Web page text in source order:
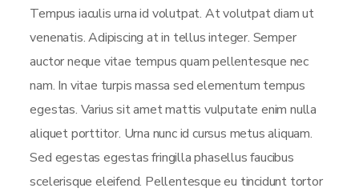
Tempus iaculis urna id volutpat. At volutpat diam ut
venenatis. Adipiscing at in tellus integer. Semper
auctor neque vitae tempus quam pellentesque nec
nam. In vitae turpis massa sed elementum tempus
egestas. Varius sit amet mattis vulputate enim nulla
aliquet porttitor. Urna nunc id cursus metus aliquam.
Sed egestas egestas fringilla phasellus faucibus
scelerisque eleifend. Pellentesque eu tincidunt tortor